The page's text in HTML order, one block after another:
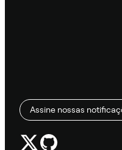
Assine nossas